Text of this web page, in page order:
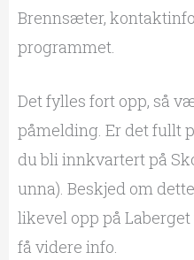
Brennsæter,
programmet.
Det fylles fort opp, så
påmelding. Er det fullt
du bli innkvartert på
unna). Beskjed om
likevel opp på
få videre info.